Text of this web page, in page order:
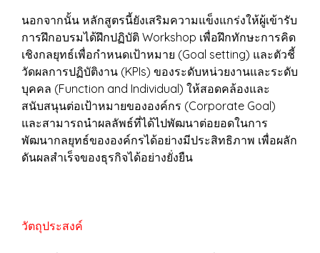
นอกจากนั้น หลักสูตรนี้ยังเสริมความแข็งแกร่งให้ผู้เข้ารับ
การฝึกอบรมได้ฝึกปฏิบัติ Workshop เพื่อฝึกทักษะการคิด
เชิงกลยุทธ์เพื่อกำหนดเป้าหมาย (Goal setting) และตัวชี้
วัดผลการปฏิบัติงาน (KPIs) ของระดับหน่วยงานและระดับ
บุคคล (Function and Individual) ให้สอดคล้องและ
สนับสนุนต่อเป้าหมายขององค์กร (Corporate Goal)
และสามารถนำผลลัพธ์ที่ได้ไปพัฒนาต่อยอดในการ
พัฒนากลยุทธ์ขององค์กรได้อย่างมีประสิทธิภาพ เพื่อผลัก
ดันผลสำเร็จของธุรกิจได้อย่างยั่งยืน
วัตถุประสงค์